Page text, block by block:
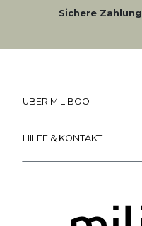
Sichere Zahlung
ÜBER MILIBOO
HILFE & KONTAKT